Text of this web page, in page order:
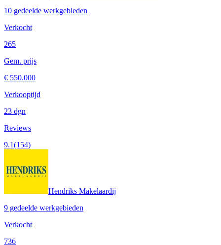
10 gedeelde werkgebieden
Verkocht
265
Gem. prijs
€ 550.000
Verkooptijd
23 dgn
Reviews
9.1(154)
Hendriks Makelaardij
9 gedeelde werkgebieden
Verkocht
736